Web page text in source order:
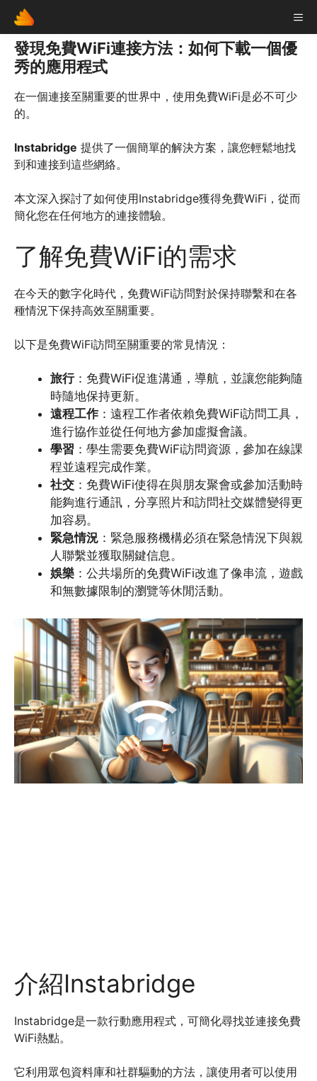
Skip
content
發現免費WiFi連接方法：如何下載一個優
秀的應用程式
在一個連接至關重要的世界中，使用免費WiFi是必不可少
的。
Instabridge 提供了一個簡單的解決方案，讓您輕鬆地找
到和連接到這些網絡。
本文深入探討了如何使用Instabridge獲得免費WiFi，從而
簡化您在任何地方的連接體驗。
了解免費WiFi的需求
在今天的數字化時代，免費WiFi訪問對於保持聯繫和在各
種情況下保持高效至關重要。
以下是免費WiFi訪問至關重要的常見情況：
旅行：免費WiFi促進溝通，導航，並讓您能夠隨
時隨地保持更新。
遠程工作：遠程工作者依賴免費WiFi訪問工具，
進行協作並從任何地方參加虛擬會議。
學習 ：學生需要免費WiFi訪問資源，參加在線課
程並遠程完成作業。
社交 ：免費WiFi使得在與朋友聚會或參加活動時
能夠進行通訊，分享照片和訪問社交媒體變得更
加容易。
緊急情況 ：緊急服務機構必須在緊急情況下與親
人聯繫並獲取關鍵信息。
娛樂 ：公共場所的免費WiFi改進了像串流，遊戲
和無數據限制的瀏覽等休閒活動。
介紹Instabridge
Instabridge是一款行動應用程式，可簡化尋找並連接免費
WiFi熱點。
它利用眾包資料庫和社群驅動的方法，讓使用者可以使用